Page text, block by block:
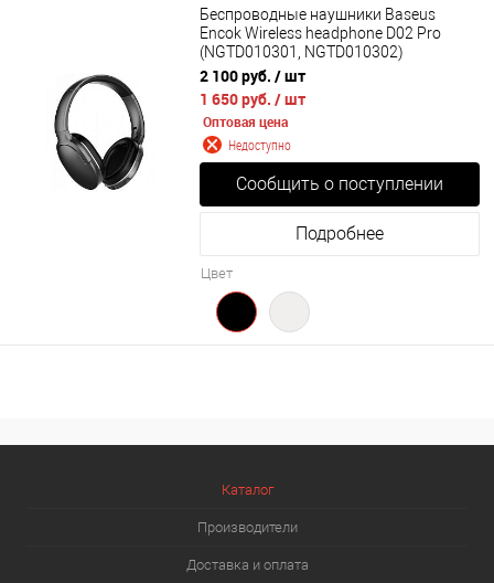
Беспроводные наушники Baseus
Encok Wireless headphone D02 Pro
(NGTD010301, NGTD010302)
2 100 руб. / шт
1 650 руб. / шт
Оптовая цена
Недоступно
Сообщить о поступлении
Подробнее
Цвет
Каталог
Производители
Доставка и оплата